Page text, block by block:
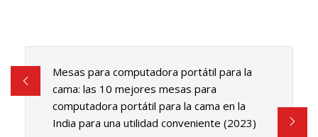
Mesas para computadora portátil para la
cama: las 10 mejores mesas para
computadora portátil para la cama en la
India para una utilidad conveniente (2023)